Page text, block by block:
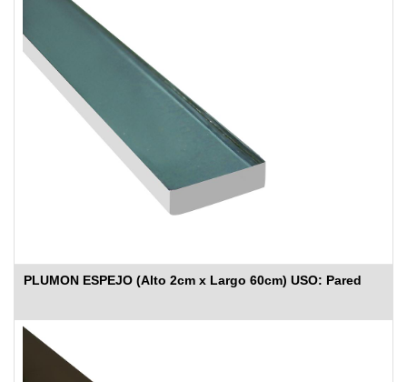
PLUMON ESPEJO (Alto 2cm x Largo 60cm) USO: Pared